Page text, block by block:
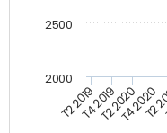
T2 2019T4 2019T2 2020T4 2020
T2
2000
2500